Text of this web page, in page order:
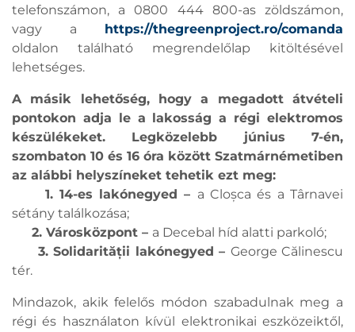
telefonszámon, a 0800 444 800-as zöldszámon,
vagy a https://thegreenproject.ro/comanda
oldalon található megrendelőlap kitöltésével
lehetséges.
A másik lehetőség, hogy a megadott átvételi
pontokon adja le a lakosság a régi elektromos
készülékeket. Legközelebb június 7-én,
szombaton 10 és 16 óra között Szatmárnémetiben
az alábbi helyszíneket tehetik ezt meg:
1. 14-es lakónegyed – a Cloșca és a Târnavei
sétány találkozása;
2. Városközpont – a Decebal híd alatti parkoló;
3. Solidarității lakónegyed – George Călinescu
tér.
Mindazok, akik felelős módon szabadulnak meg a
régi és használaton kívül elektronikai eszközeiktől,